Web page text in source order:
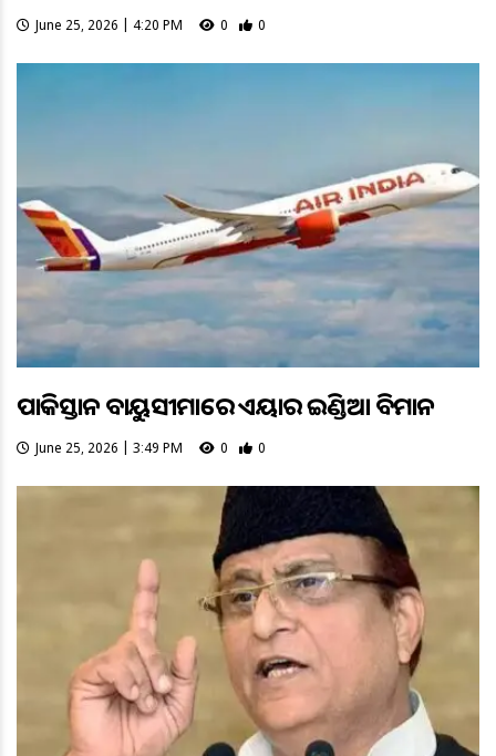
June 25, 2026 | 4:20 PM 0 0
ପାକିସ୍ତାନ ବାୟୁସୀମାରେ ଏୟାର ଇଣ୍ଡିଆ ବିମାନ
June 25, 2026 | 3:49 PM 0 0